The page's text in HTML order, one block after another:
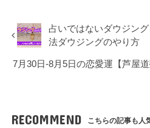
占いではないダウジン
法ダウジングのやり方
7月30日-8月5日の恋愛運【芦屋
RECOMMEND こちらの記事も人